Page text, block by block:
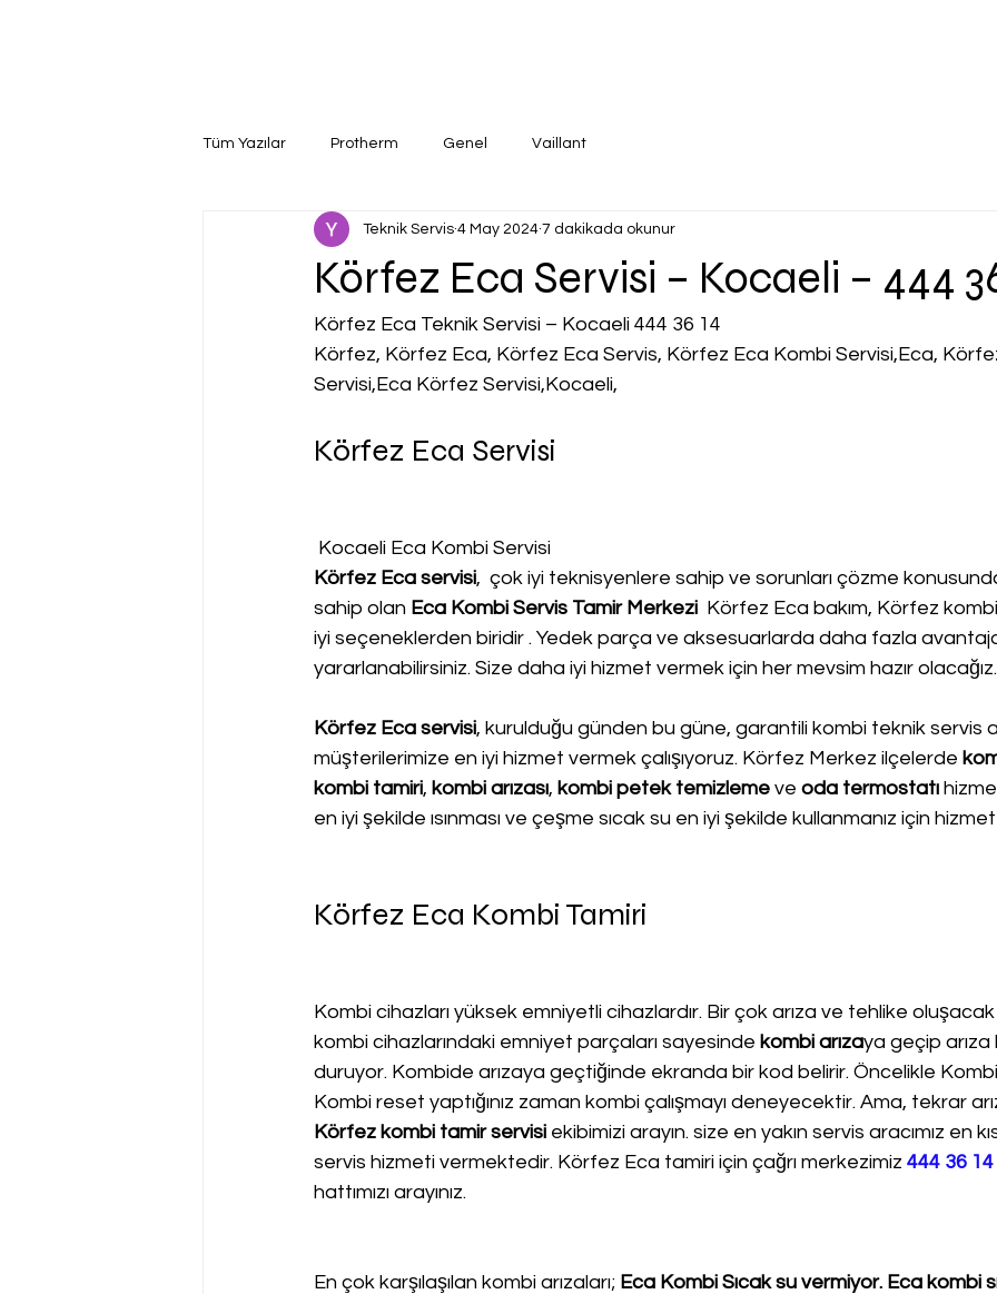
Tüm Yazılar Protherm Genel Vaillant
Körfez Eca Servisi – Kocaeli – 444
Teknik Servis 4 May 2024 7 dakikada okunur
Körfez Eca Teknik Servisi – Kocaeli 444 36 14
Körfez, Körfez Eca, Körfez Eca Servis, Körfez Eca Kombi Servisi,Eca,
Servisi,Eca Körfez Servisi,Kocaeli,
Körfez Eca Servisi
Kocaeli Eca Kombi Servisi
Körfez Eca servisi,  çok iyi teknisyenlere sahip ve sorunları çözme
sahip olan Eca Kombi Servis Tamir Merkezi Körfez Eca bakım, Körfez
iyi seçeneklerden biridir . Yedek parça ve aksesuarlarda daha fazla
yararlanabilirsiniz. Size daha iyi hizmet vermek için her mevsim hazır olacağız.
Körfez Eca servisi, kurulduğu günden bu güne, garantili kombi teknik servis
müşterilerimize en iyi hizmet vermek çalışıyoruz. Körfez Merkez ilçelerde
kombi tamiri, kombi arızası, kombi petek temizleme ve oda termostatı
en iyi şekilde ısınması ve çeşme sıcak su en iyi şekilde kullanmanız için
Körfez Eca Kombi Tamiri
Kombi cihazları yüksek emniyetli cihazlardır. Bir çok arıza ve tehlike
kombi cihazlarındaki emniyet parçaları sayesinde kombi arızaya geçip
duruyor. Kombide arızaya geçtiğinde ekranda bir kod belirir. Öncelikle
Kombi reset yaptığınız zaman kombi çalışmayı deneyecektir. Ama, tekrar
Körfez kombi tamir servisi ekibimizi arayın. size en yakın servis aracımız en
servis hizmeti vermektedir. Körfez Eca tamiri için çağrı merkezimiz 444 36 14
hattımızı arayınız.
En çok karşılaşılan kombi arızaları; Eca Kombi Sıcak su vermiyor. Eca kombi